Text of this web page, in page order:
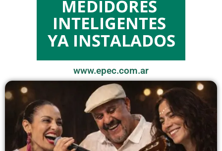
www.epec.com.ar